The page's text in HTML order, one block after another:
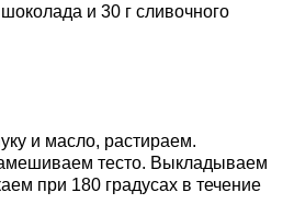
и 30 г сливочного
и масло, растираем.
тесто. Выкладываем
при 180 градусах в течение